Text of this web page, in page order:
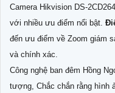
Camera Hikvision DS-
với nhiều ưu điểm nổi bật.
đến ưu điểm về Zoom giám
và chính xác.
Công nghệ ban đêm Hồng
tượng, Chắc chắn rằng hình